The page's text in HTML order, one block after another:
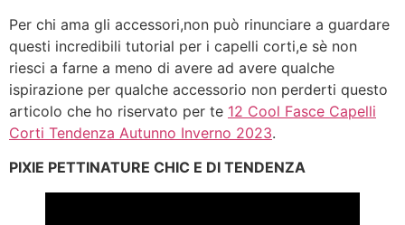
Per chi ama gli accessori,non può rinunciare a guardare
questi incredibili tutorial per i capelli corti,e sè non
riesci a farne a meno di avere ad avere qualche
ispirazione per qualche accessorio non perderti questo
articolo che ho riservato per te 12 Cool Fasce Capelli
Corti Tendenza Autunno Inverno 2023.
PIXIE PETTINATURE CHIC E DI TENDENZA